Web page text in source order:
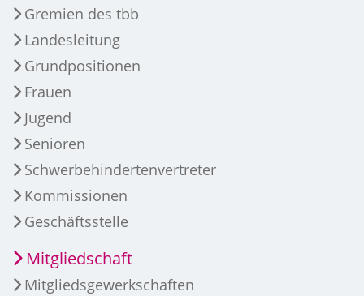
Gremien des tbb
Landesleitung
Grundpositionen
Frauen
Jugend
Senioren
Schwerbehindertenvertreter
Kommissionen
Geschäftsstelle
Mitgliedschaft
Mitgliedsgewerkschaften